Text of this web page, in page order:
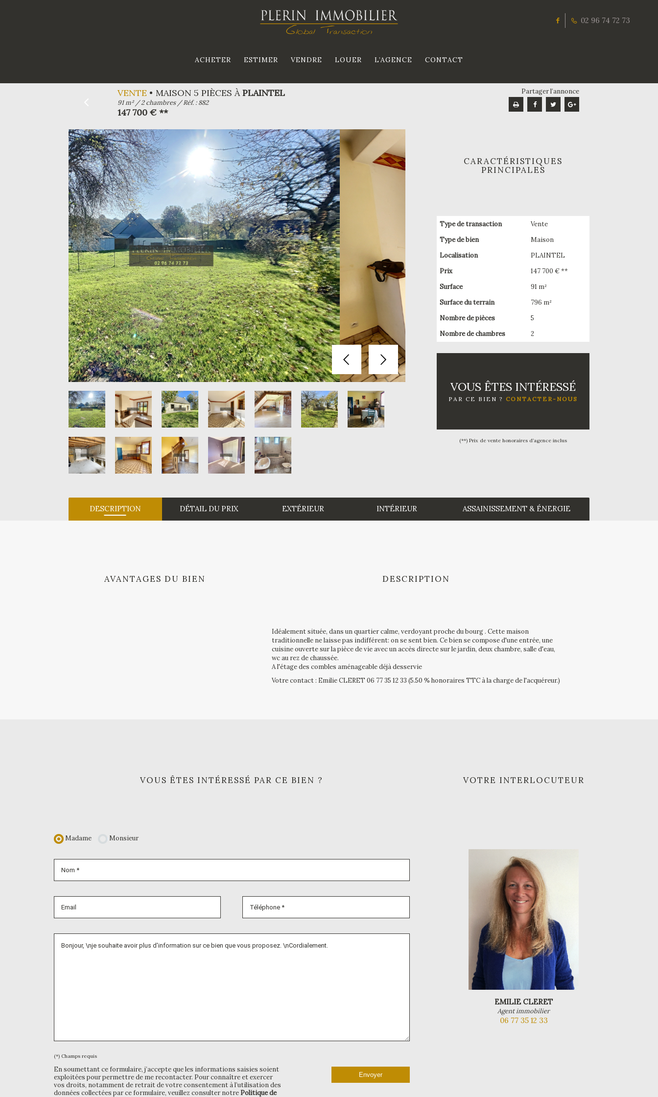
02 96 74 72 73
ACHETER ESTIMER VENDRE LOUER L’AGENCE CONTACT
VENTE MAISON 5 PIÈCES À PLAINTEL
91 m² / 2 chambres / Réf. : 882
147 700 € **
Partager l’annonce
PrécédentSuivant
CARACTÉRISTIQUES
PRINCIPALES
Type de transaction
Vente
Type de bien
Maison
Localisation
PLAINTEL
Prix
147 700 € **
Surface
91 m²
Surface du terrain
796 m²
Nombre de pièces
5
Nombre de chambres
2
VOUS ÊTES INTÉRESSÉ
PAR CE BIEN ? CONTACTER-NOUS
(**) Prix de vente honoraires d’agence inclus
DESCRIPTION DÉTAIL DU PRIX EXTÉRIEUR INTÉRIEUR ASSAINISSEMENT & ÉNERGIE
AVANTAGES DU BIEN DESCRIPTION
Idéalement située, dans un quartier calme, verdoyant proche du bourg . Cette maison
traditionnelle ne laisse pas indifférent: on se sent bien. Ce bien se compose d'une entrée, une
cuisine ouverte sur la pièce de vie avec un accès directe sur le jardin, deux chambre, salle d'eau,
wc au rez de chaussée.
A l'étage des combles aménageable déjà desservie
Votre contact : Emilie CLERET 06 77 35 12 33 (5.50 % honoraires TTC à la charge de l'acquéreur.)
VOUS ÊTES INTÉRESSÉ PAR CE BIEN ?
Madame Monsieur
(*) Champs requis
En soumettant ce formulaire, j’accepte que les informations saisies soient
exploitées pour permettre de me recontacter. Pour connaître et exercer
vos droits, notamment de retrait de votre consentement à l’utilisation des
données collectées par ce formulaire, veuillez consulter notrePolitique de
VOTRE INTERLOCUTEUR
EMILIE CLERET
Agent immobilier
06 77 35 12 33